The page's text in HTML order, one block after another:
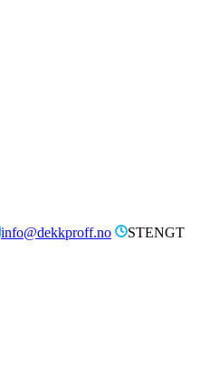
info@dekkproff.no
STENGT